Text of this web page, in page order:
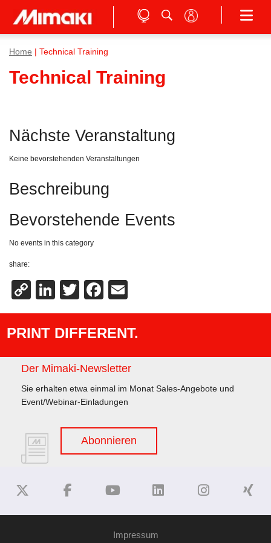
Home | Technical Training
Technical Training
Nächste Veranstaltung
Keine bevorstehenden Veranstaltungen
Beschreibung
Bevorstehende Events
No events in this category
share:
Copy
Link
LinkedIn
TwitterFacebook
PRINT DIFFERENT.
Der Mimaki-Newsletter
Sie erhalten etwa einmal im Monat Sales-Angebote und
Event/Webinar-Einladungen
Abonnieren
Impressum